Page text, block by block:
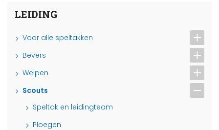
LEIDING
Voor alle speltakken
Bevers
Welpen
Scouts
Speltak en leidingteam
Ploegen